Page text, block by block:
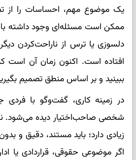
یک موضوع مهم، احساسات را از
ممکن است مسئله‌ای وجود داشته
دلسوزی یا ترس از ناراحت‌کردن
افتاده است. اکنون زمان آن است
ببینید و بر اساس منطق تصمیم
در زمینه کاری، گفت‌وگو با فردی
شخصی صاحب‌اختیار دیده می‌شود.
زیادی دارد؛ باید مستند، دقیق و
اگر موضوعی حقوقی، قراردادی یا